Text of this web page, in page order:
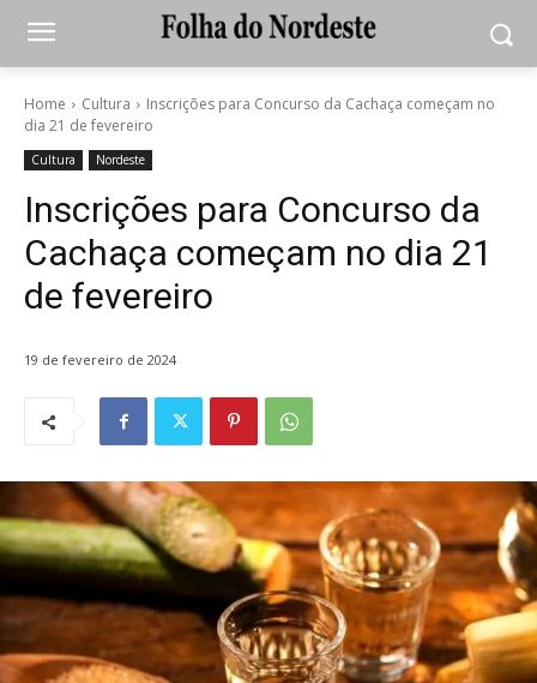
Home Cultura
Inscrições para Concurso da Cachaça começam no
dia 21 de fevereiro
Cultura Nordeste
Inscrições para Concurso da
Cachaça começam no dia 21
de fevereiro
19 de fevereiro de 2024